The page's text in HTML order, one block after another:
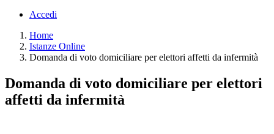
Accedi
Home
Istanze Online
Domanda di voto domiciliare per elettori affetti da infermità
Domanda di voto domiciliare per elettori
affetti da infermità